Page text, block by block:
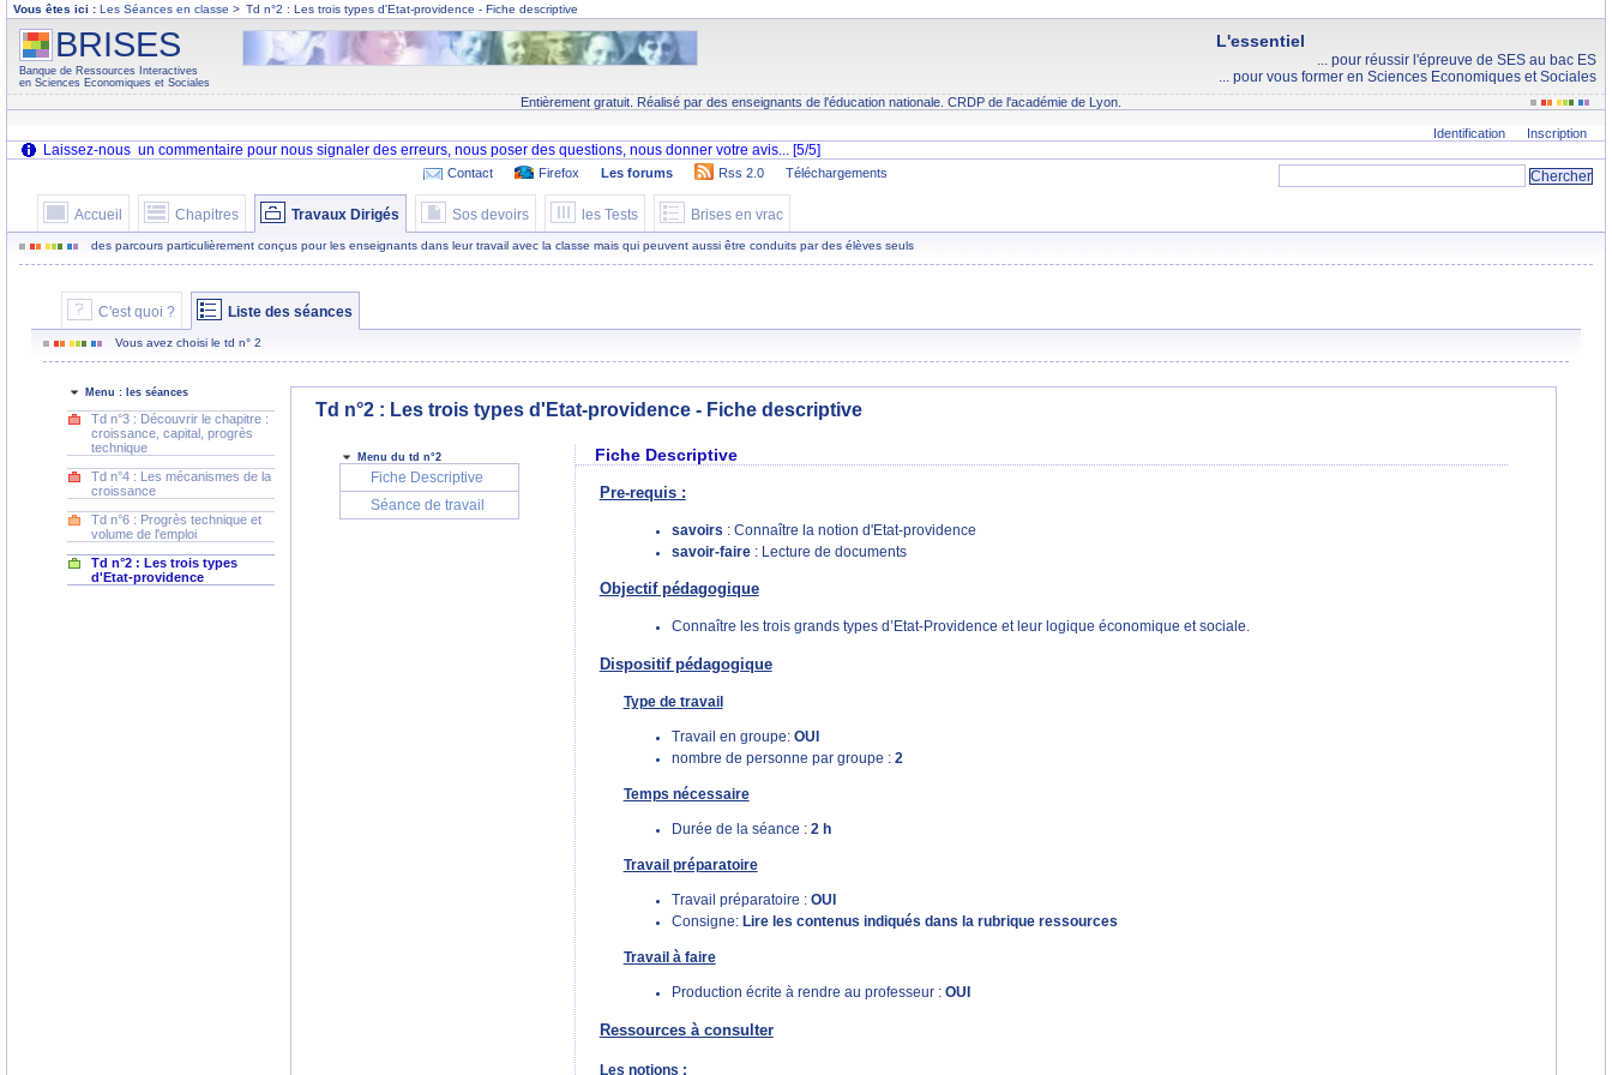
Vous êtes ici : Les Séances en classe > Td n°2 : Les trois types d'Etat-providence - Fiche descriptive
L'essentiel
... pour réussir l'épreuve de SES au bac ES
... pour vous former en Sciences Economiques et Sociales
BRISES
Banque de Ressources Interactives
en Sciences Economiques et Sociales
Entièrement gratuit. Réalisé par des enseignants de l'éducation nationale. CRDP de l'académie de Lyon.
Identification Inscription
Contact Firefox Les forums Rss 2.0 Téléchargements
Accueil Chapitres Travaux Dirigés Sos devoirs les Tests Brises en vrac
des parcours particulièrement conçus pour les enseignants dans leur travail avec la classe mais qui peuvent aussi être conduits par des élèves seuls
C'est quoi ? Liste des séances
Vous avez choisi le td n° 2
Menu : les séances
Td n°3 : Découvrir le chapitre :
croissance, capital, progrès
technique
Td n°4 : Les mécanismes de la
croissance
Td n°6 : Progrès technique et
volume de l'emploi
Td n°2 : Les trois types
d'Etat-providence
Td n°2 : Les trois types d'Etat-providence - Fiche descriptive
Menu du td n°2
Fiche Descriptive
Séance de travail
Fiche Descriptive
Pre-requis :
savoirs : Connaître la notion d'Etat-providence
savoir-faire : Lecture de documents
Objectif pédagogique
Connaître les trois grands types d’Etat-Providence et leur logique économique et sociale.
Dispositif pédagogique
Type de travail
Travail en groupe: OUI
nombre de personne par groupe : 2
Temps nécessaire
Durée de la séance : 2 h
Travail préparatoire
Travail préparatoire : OUI
Consigne: Lire les contenus indiqués dans la rubrique ressources
Travail à faire
Production écrite à rendre au professeur : OUI
Ressources à consulter
Les notions :